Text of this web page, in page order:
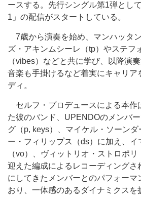
ースする。先行シングル第1弾とし
1」の配信がスタートしている。
7歳から演奏を始め、マンハッタ
ズ・アキンムシーレ（tp）やステフ
（vibes）などと共に学び、以降演
音楽も手掛けるなど着実にキャリア
ディ。
セルフ・プロデュースによる本作
た彼のバンド、UPENDOのメンバ
グ（p, keys）、マイケル・ソーン
ー・フィリップス（ds）に加え、イ
（vo）、ヴィットリオ・ストロポ
迎えた編成によるレコーディングさ
にしてきたメンバーとのパフォーマ
おり、一体感のあるダイナミクスを